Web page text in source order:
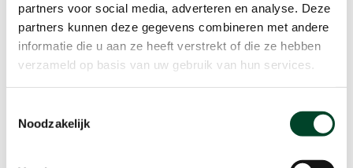
partners voor social media, adverteren en analyse. Deze
partners kunnen deze gegevens combineren met andere
informatie die u aan ze heeft verstrekt of die ze hebben
verzameld op basis van uw gebruik van hun services.
Noodzakelijk
Nieuws
Verhalen
Beeldbanken
Foto's bestaanszekerheid
Agenda